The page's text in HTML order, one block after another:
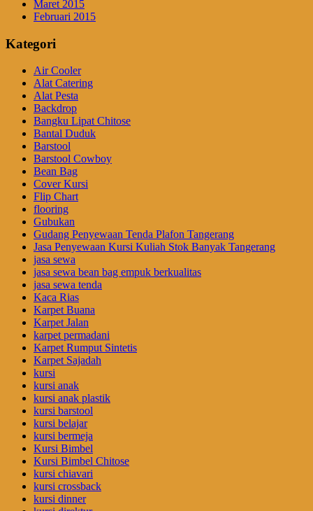
Maret 2015
Februari 2015
Kategori
Air Cooler
Alat Catering
Alat Pesta
Backdrop
Bangku Lipat Chitose
Bantal Duduk
Barstool
Barstool Cowboy
Bean Bag
Cover Kursi
Flip Chart
flooring
Gubukan
Gudang Penyewaan Tenda Plafon Tangerang
Jasa Penyewaan Kursi Kuliah Stok Banyak Tangerang
jasa sewa
jasa sewa bean bag empuk berkualitas
jasa sewa tenda
Kaca Rias
Karpet Buana
Karpet Jalan
karpet permadani
Karpet Rumput Sintetis
Karpet Sajadah
kursi
kursi anak
kursi anak plastik
kursi barstool
kursi belajar
kursi bermeja
Kursi Bimbel
Kursi Bimbel Chitose
kursi chiavari
kursi crossback
kursi dinner